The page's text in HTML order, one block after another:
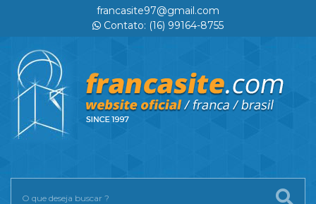
francasite97@gmail.com
Contato: (16) 99164-8755